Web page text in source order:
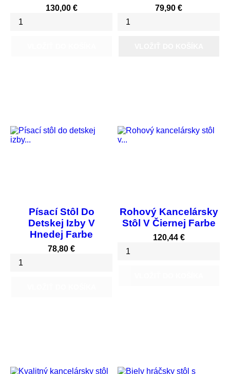
Cena
130,00 € Cena
79,90 €
Písací Stôl Do
Detskej Izby V
Hnedej Farbe
Cena
78,80 €
Rohový Kancelársky
Stôl V Čiernej Farbe
Cena
120,44 €